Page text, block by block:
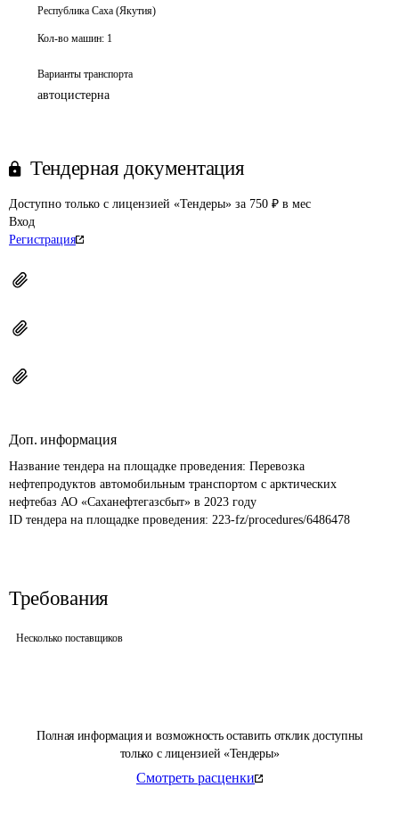
Полная информация и возможность оставить отклик доступны
только с лицензией «Тендеры»
Смотреть расценки
Республика Саха (Якутия)
Кол-во машин: 1
Варианты транспорта
автоцистерна
Тендерная документация
Доступно только с лицензией «Тендеры» за 750 ₽ в мес
Вход
Регистрация
Доп. информация
Название тендера на площадке проведения: Перевозка
нефтепродуктов автомобильным транспортом с арктических
нефтебаз АО «Саханефтегазсбыт» в 2023 году
ID тендера на площадке проведения: 223-fz/procedures/6486478
Требования
Несколько поставщиков